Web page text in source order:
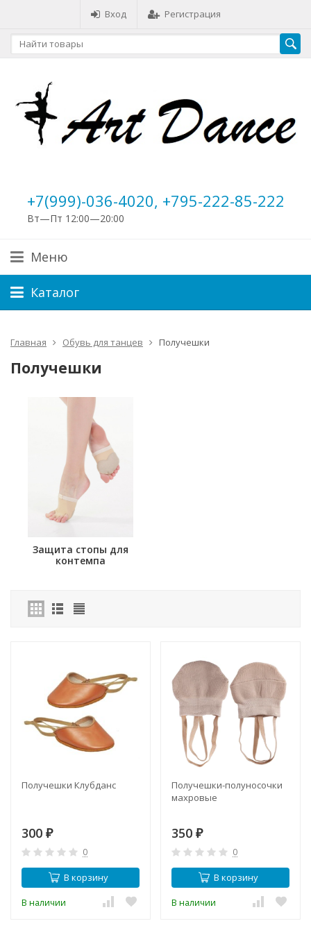
Вход Регистрация
+7(999)-036-4020, +795-222-85-222
Вт—Пт 12:00—20:00
Меню
Каталог
Главная Обувь для танцев Получешки
Получешки
Защита стопы для
контемпа
Получешки Клубданс
300 ₽
0
В корзину
В наличии
Получешки-полуносочки
махровые
350 ₽
0
В корзину
В наличии